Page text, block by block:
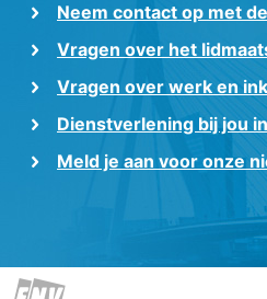
Neem contact op met
Vragen over het
Vragen over werk en
Dienstverlening bij jou
Meld je aan voor onze